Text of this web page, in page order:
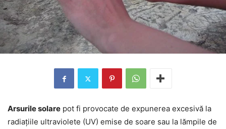
Arsurile solare pot fi provocate de expunerea excesivă la
radiațiile ultraviolete (UV) emise de soare sau la lămpile de